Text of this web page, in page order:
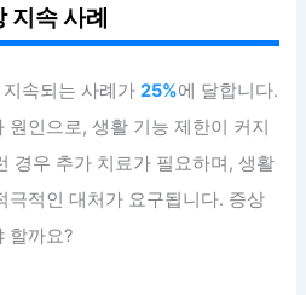
지속 사례
속되는 사례가25%에 달합니다.
원인으로, 생활 기능 제한이 커지
경우 추가 치료가 필요하며, 생활
극적인 대처가 요구됩니다. 증상
할까요?